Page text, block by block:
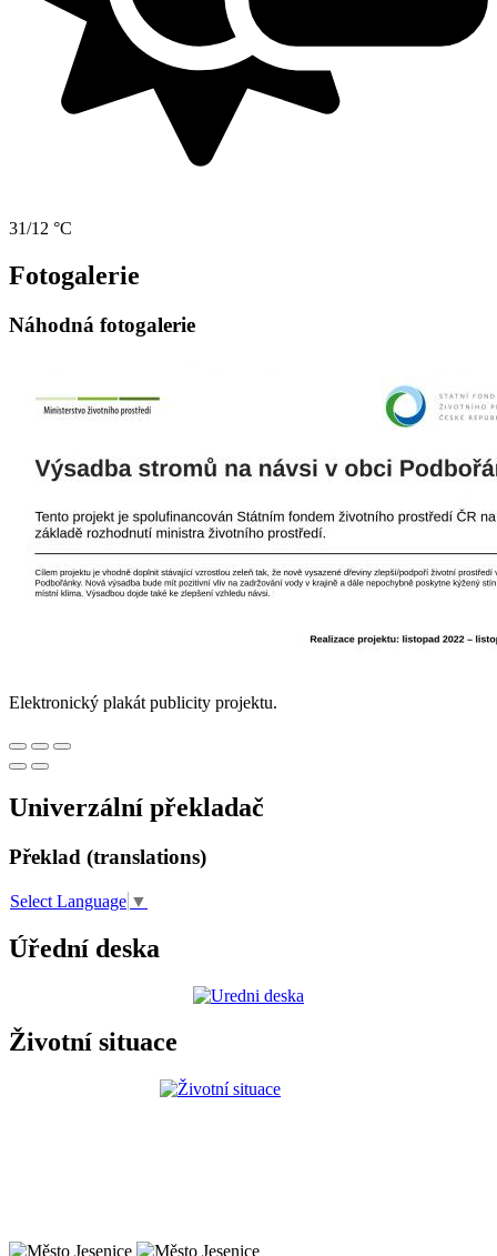
31/12 °C
Fotogalerie
Náhodná fotogalerie
Elektronický plakát publicity projektu.
Univerzální překladač
Překlad (translations)
Select Language ▼
Úřední deska
Životní situace